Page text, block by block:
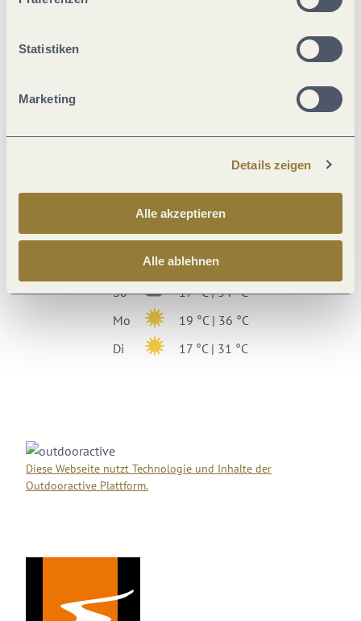
Statistiken
Marketing
Details zeigen
Alle akzeptieren
Alle ablehnen
Fr
14 °C | 27 °C
17 °C | 31 °C
So
17 °C | 34 °C
Mo
19 °C | 36 °C
Di
17 °C | 31 °C
Diese Webseite nutzt Technologie und Inhalte der
Outdooractive Plattform.